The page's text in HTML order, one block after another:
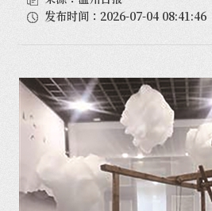
发布时间：2026-07-04 08:41:46